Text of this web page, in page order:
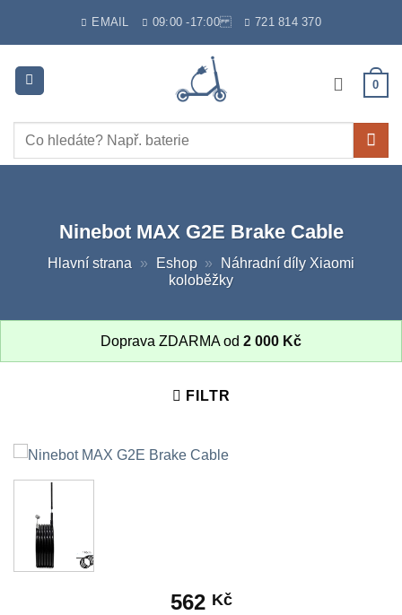
EMAIL 09:00 -17:00 721 814 370
0
Hledat:
Ninebot MAX G2E Brake Cable
Hlavní strana » Eshop »
Náhradní díly Xiaomi
koloběžky
Doprava ZDARMA od 2 000 Kč
FILTR
562 Kč